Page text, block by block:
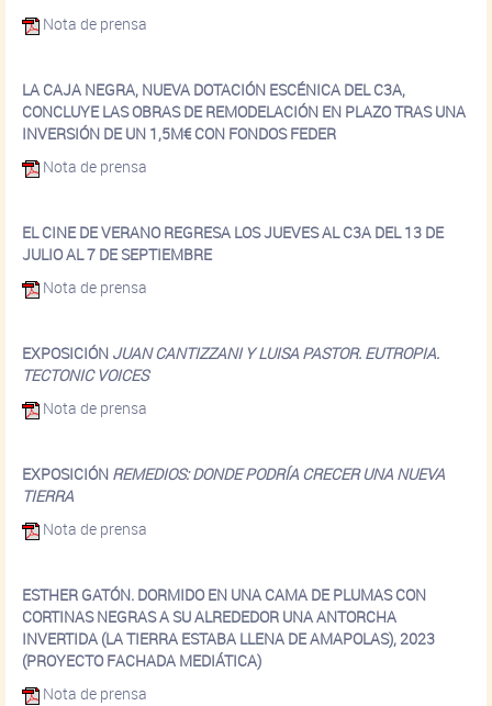
Nota de prensa
LA CAJA NEGRA, NUEVA DOTACIÓN ESCÉNICA DEL C3A,
CONCLUYE LAS OBRAS DE REMODELACIÓN EN PLAZO TRAS UNA
INVERSIÓN DE UN 1,5M€ CON FONDOS FEDER
Nota de prensa
EL CINE DE VERANO REGRESA LOS JUEVES AL C3A DEL 13 DE
JULIO AL 7 DE SEPTIEMBRE
Nota de prensa
EXPOSICIÓN JUAN CANTIZZANI Y LUISA PASTOR. EUTROPIA.
TECTONIC VOICES
Nota de prensa
EXPOSICIÓN REMEDIOS: DONDE PODRÍA CRECER UNA NUEVA
TIERRA
Nota de prensa
ESTHER GATÓN. DORMIDO EN UNA CAMA DE PLUMAS CON
CORTINAS NEGRAS A SU ALREDEDOR UNA ANTORCHA
INVERTIDA (LA TIERRA ESTABA LLENA DE AMAPOLAS), 2023
(PROYECTO FACHADA MEDIÁTICA)
Nota de prensa